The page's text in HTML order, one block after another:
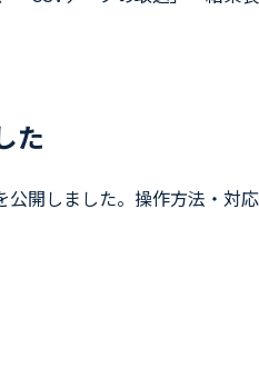
た
開しました。操作方法・